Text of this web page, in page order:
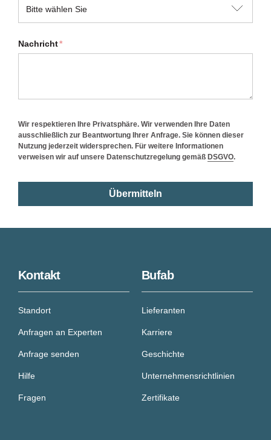
Nachricht*
Wir respektieren Ihre Privatsphäre. Wir verwenden Ihre Daten
ausschließlich zur Beantwortung Ihrer Anfrage. Sie können dieser
Nutzung jederzeit widersprechen. Für weitere Informationen
verweisen wir auf unsere Datenschutzregelung gemäß DSGVO.
Kontakt
Standort
Anfragen an Experten
Anfrage senden
Hilfe
Fragen
Bufab
Lieferanten
Karriere
Geschichte
Unternehmensrichtlinien
Zertifikate